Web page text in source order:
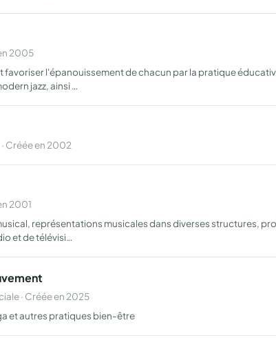
2005
l'épanouissement de chacun par la pratique
jazz, ainsi …
Créée en 2002
2001
représentations musicales dans diverses structures,
et de télévisi…
· Créée en 2025
et autres pratiques bien-être